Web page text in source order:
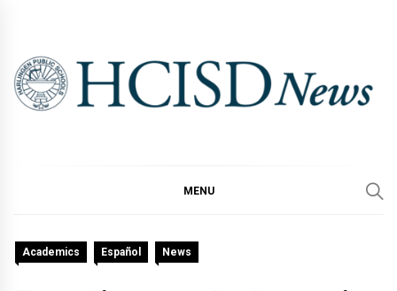
content
MENU
Academics Español News